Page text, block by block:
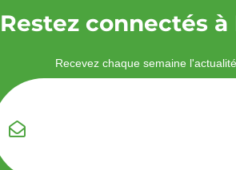
Restez connectés
Recevez chaque semaine